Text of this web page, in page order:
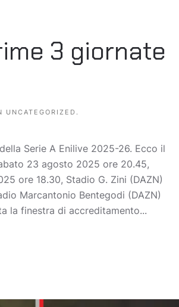
3 giornate
UNCATEGORIZED .
Serie A Enilive 2025-26. Ecco il
23 agosto 2025 ore 20.45,
ore 18.30, Stadio G. Zini (DAZN)
Marcantonio Bentegodi (DAZN)
la finestra di accreditamento...